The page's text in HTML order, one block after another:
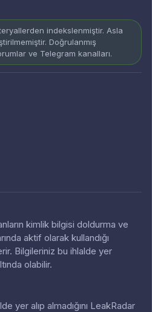
indekslenmiştir. Asla
Doğrulanmış
ve Telegram kanalları.
kimlik bilgisi doldurma ve
aktif olarak kullandığı
Bilgileriniz bu ihlalde yer
olabilir.
yer alıp almadığını LeakRadar